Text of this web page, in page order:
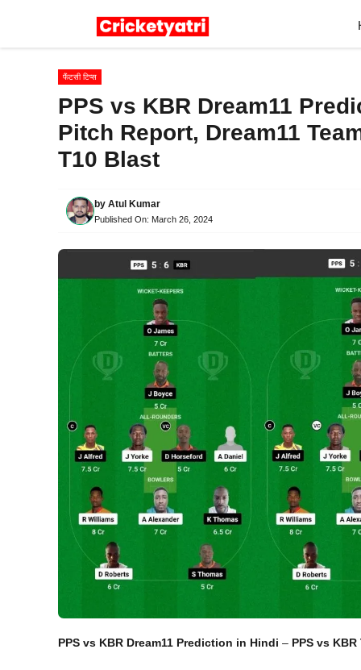
फैंटसी टिप्स
PPS vs KBR Dream11
Pitch Report, Dream11
T10 Blast
by Atul Kumar
Published On: March 26, 2024
PPS vs KBR Dream11 Prediction in Hindi – PPS vs